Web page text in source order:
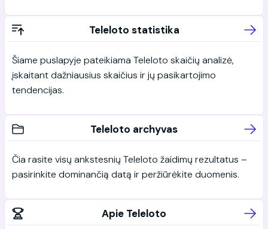
Teleloto statistika
Šiame puslapyje pateikiama Teleloto skaičių analizė,
įskaitant dažniausius skaičius ir jų pasikartojimo
tendencijas.
Teleloto archyvas
Čia rasite visų ankstesnių Teleloto žaidimų rezultatus –
pasirinkite dominančią datą ir peržiūrėkite duomenis.
Apie Teleloto